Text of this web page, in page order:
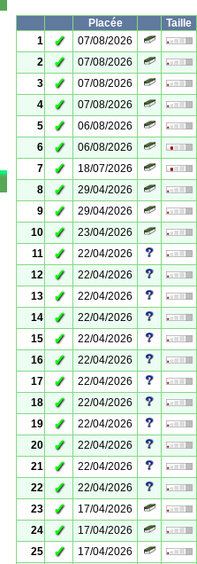
Placée Taille
1
✓ 07/08/2026
2
✓ 07/08/2026
3
✓ 07/08/2026
4
✓ 07/08/2026
5
✓ 06/08/2026
6
✓ 06/08/2026
7
✓ 18/07/2026
8
✓ 29/04/2026
9
✓ 29/04/2026
10
✓ 23/04/2026
11
✓ 22/04/2026
12
✓ 22/04/2026
13
✓ 22/04/2026
14
✓ 22/04/2026
15
✓ 22/04/2026
16
✓ 22/04/2026
17
✓ 22/04/2026
18
✓ 22/04/2026
19
✓ 22/04/2026
20
✓ 22/04/2026
21
✓ 22/04/2026
22
✓ 22/04/2026
23
✓ 17/04/2026
24
✓ 17/04/2026
25
✓ 17/04/2026